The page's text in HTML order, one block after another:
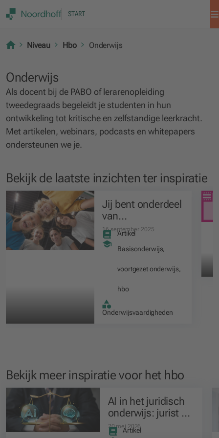
START
Niveau Hbo Onderwijs
Onderwijs
Als docent bij de PABO of lerarenopleiding
tweedegraads begeleidt je studenten in hun
ontwikkeling tot kritische en zelfstandige leerkracht.
Met artikelen, webinars, podcasts en whitepapers
ondersteunen we je.
Bekijk de laatste inzichten ter inspiratie
Jij bent onderdeel
van
groepsvorming in
de klas
16 september 2025
Artikel
Basisonderwijs,
voortgezet onderwijs,
hbo
Onderwijsvaardigheden
Bekijk meer inspiratie voor het hbo
AI in het juridisch
onderwijs: jurist en
voormalig rechter
20 mei 2026
Artikel